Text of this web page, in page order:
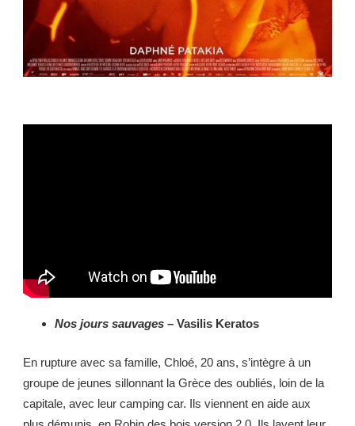
Nos jours sauvages – Vasilis Keratos
En rupture avec sa famille, Chloé, 20 ans, s’intègre à un
groupe de jeunes sillonnant la Grèce des oubliés, loin de la
capitale, avec leur camping car. Ils viennent en aide aux